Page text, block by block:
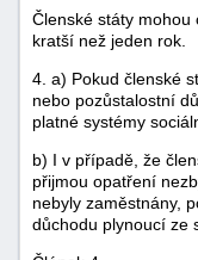
Členské státy
kratší než jeden rok.
4. a) Pokud členské
nebo pozůstalostní
platné systémy
b) I v případě, že
přijmou opatření
nebyly zaměstnány,
důchodu plynoucí ze